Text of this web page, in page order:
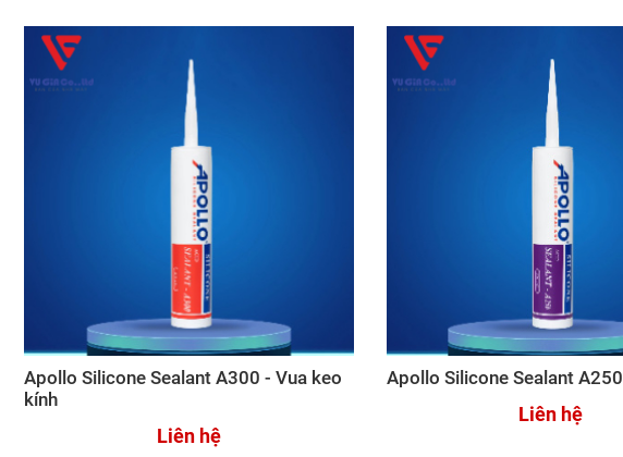
Apollo Silicone Sealant A300 - Vua keo
kính
Liên hệ
Apollo Silicone Sealant A250
Liên hệ